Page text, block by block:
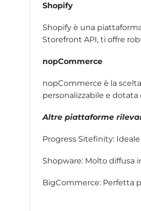
Shopify
Shopify è una
Storefront API, ti offre
nopCommerce
nopCommerce è la
personalizzabile e dotata
Altre piattaforme
Progress Sitefinity:
Shopware: Molto diffusa
BigCommerce: Perfetta